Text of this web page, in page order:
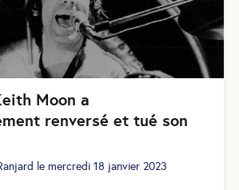
Moon a
renversé et tué son
le mercredi 18 janvier 2023